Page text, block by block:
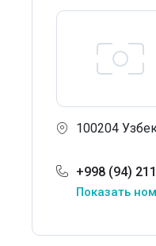
100204
+998 (94)
Показать